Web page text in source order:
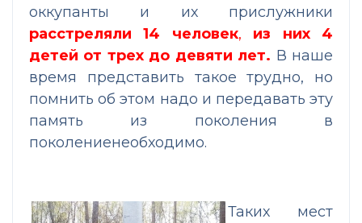
оккупанты и их прислужники
расстреляли 14 человек, из них 4
детей от трех до девяти лет. В наше
время представить такое трудно, но
помнить об этом надо и передавать эту
память из поколения в
поколениенеобходимо.
Таких мест